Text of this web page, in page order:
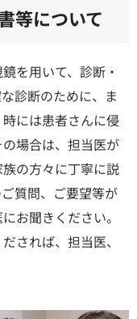
等について
を用いて、診断・
診断のために、ま
には患者さんに侵
場合は、担当医が
の方々に丁寧に説
質問、ご要望等が
お聞きください。
されば、担当医、